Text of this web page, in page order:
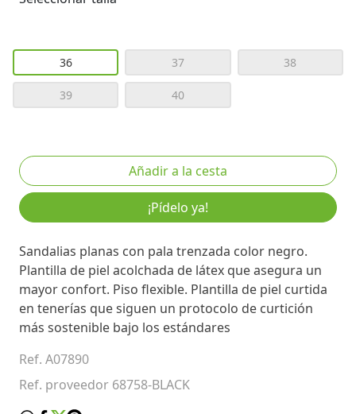
36 37 38
39 40
¡Pídelo ya!
Sandalias planas con pala trenzada color negro.
Plantilla de piel acolchada de látex que asegura un
mayor confort. Piso flexible. Plantilla de piel curtida
en tenerías que siguen un protocolo de curtición
más sostenible bajo los estándares
Ref. A07890
Ref. proveedor 68758-BLACK